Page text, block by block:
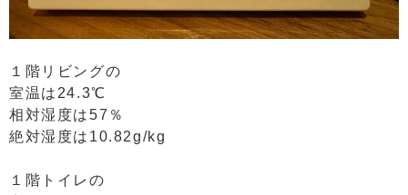
１階リビングの
室温は24.3℃
相対湿度は57％
絶対湿度は10.82g/kg
１階トイレの